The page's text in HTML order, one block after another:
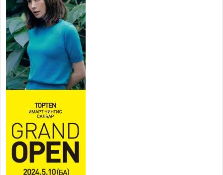
2026 оны 7 сар 22 / 9 цаг 28 минут
Б.Пүрэвдагва: “Урт цагаан”-ыг
залуучууд чөлөөт цагаа
өнгөрүүлдэг, жуулчид зорьж
ирдэг цэг болгоно
2026 оны 7 сар 21 / 16 цаг 47 минут
Тусгай замын автобус /BRT/ төслийн удирдах
хорооны ээлжит хуралдаан боллоо
Ерөнхий сайд Н.Учрал БНХАУ-аас Монгол Улсад
суугаа Элчин сайд Шэнь Миньжюанийг хүлээн
авч уулзав
2026 оны 7 сар 21 / 16 цаг 39 минут
БҮГД НАЙРАМДАХ ТАЖИКИСТАН УЛСТАЙ
ЭДИЙН ЗАСГИЙН ХАМТЫН АЖИЛЛАГААГ
ӨРГӨЖҮҮЛНЭ